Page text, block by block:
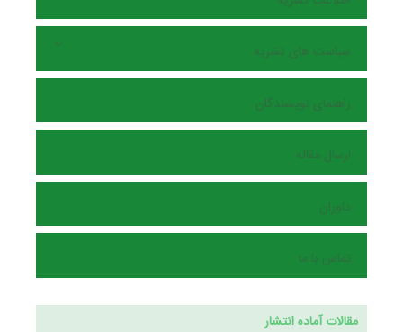
سیاست های نشریه
راهنمای نویسندگان
ارسال مقاله
داوران
تماس با ما
مقالات آماده انتشار